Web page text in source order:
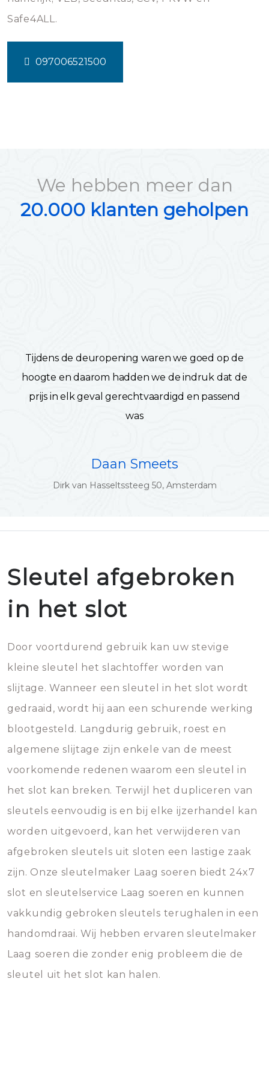
Safe4ALL.
097006521500
We hebben meer dan
20.000 klanten geholpen
Tijdens de deuropening waren we goed op de
hoogte en daarom hadden we de indruk dat de
prijs in elk geval gerechtvaardigd en passend
was
Daan Smeets
Dirk van Hasseltssteeg 50, Amsterdam
Sleutel afgebroken
in het slot
Door voortdurend gebruik kan uw stevige
kleine sleutel het slachtoffer worden van
slijtage. Wanneer een sleutel in het slot wordt
gedraaid, wordt hij aan een schurende werking
blootgesteld. Langdurig gebruik, roest en
algemene slijtage zijn enkele van de meest
voorkomende redenen waarom een sleutel in
het slot kan breken. Terwijl het dupliceren van
sleutels eenvoudig is en bij elke ijzerhandel kan
worden uitgevoerd, kan het verwijderen van
afgebroken sleutels uit sloten een lastige zaak
zijn. Onze sleutelmaker Laag soeren biedt 24x7
slot en sleutelservice Laag soeren en kunnen
vakkundig gebroken sleutels terughalen in een
handomdraai. Wij hebben ervaren sleutelmaker
Laag soeren die zonder enig probleem die de
sleutel uit het slot kan halen.